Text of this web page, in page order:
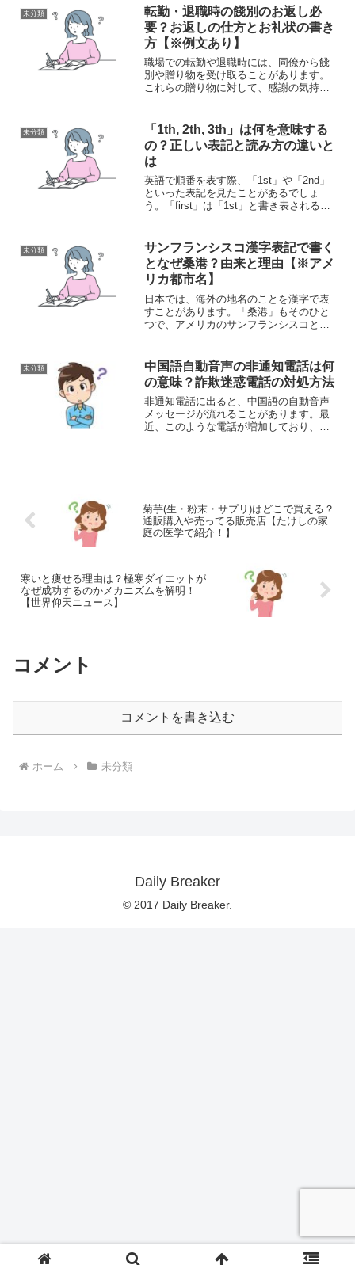
刷されている「様」という敬称につい
て、削除すべきかどう...
未分類
転勤・退職時の餞別のお返し必
要？お返しの仕方とお礼状の書き
方【※例文あり】
職場での転勤や退職時には、同僚から餞
別や贈り物を受け取ることがあります。
これらの贈り物に対して、感謝の気持ち
り物へのお返しの必要性贈り物を受け取
る際、多くの人がお返しの...
未分類
「1th, 2th, 3th」は何を意味する
の？正しい表記と読み方の違いと
は
英語で順番を表す際、「1st」や「2nd」
といった表記を見たことがあるでしょ
う。「first」は「1st」と書き表されるの
1th、2番目は2th、3番目は3th」といっ...
未分類
サンフランシスコ漢字表記で書く
となぜ桑港？由来と理由【※アメ
リカ都市名】
日本では、海外の地名のことを漢字で表
すことがあります。「桑港」もそのひと
つで、アメリカのサンフランシスコとい
が、なぜサンフランシスコを「桑湊」と
書くのか疑問に思ったので調...
未分類
中国語自動音声の非通知電話は何
の意味？詐欺迷惑電話の対処方法
非通知電話に出ると、中国語の自動音声
メッセージが流れることがあります。最
近、このような電話が増加しており、ネ
菊芋(生・粉末・サプリ)はどこで買える？
通販購入や売ってる販売店【たけしの家
庭の医学で紹介！】
寒いと痩せる理由は？極寒ダイエットが
なぜ成功するのかメカニズムを解明！
【世界仰天ニュース】
コメント
コメントを書き込む
ホーム 未分類
Daily Breaker
© 2017 Daily Breaker.